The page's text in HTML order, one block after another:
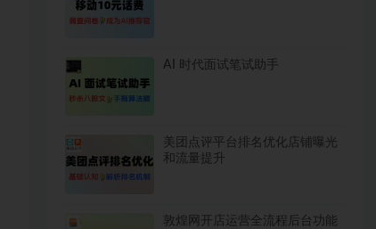
AI 时代面试笔试助手
美团点评平台排名优化店铺曝光
和流量提升
敦煌网开店运营全流程后台功能